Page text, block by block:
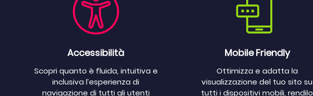
Accessibilità
Scopri quanto è fluida, intuitiva e
inclusiva l’esperienza di
navigazione di tutti gli utenti
Mobile Friendly
Ottimizza e adatta la
visualizzazione del tuo sito su
tutti i dispositivi mobili, rendilo